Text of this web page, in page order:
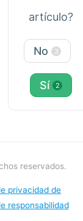
artículo?
No 3
Sí 2
reservados.
privacidad de
responsabilidad